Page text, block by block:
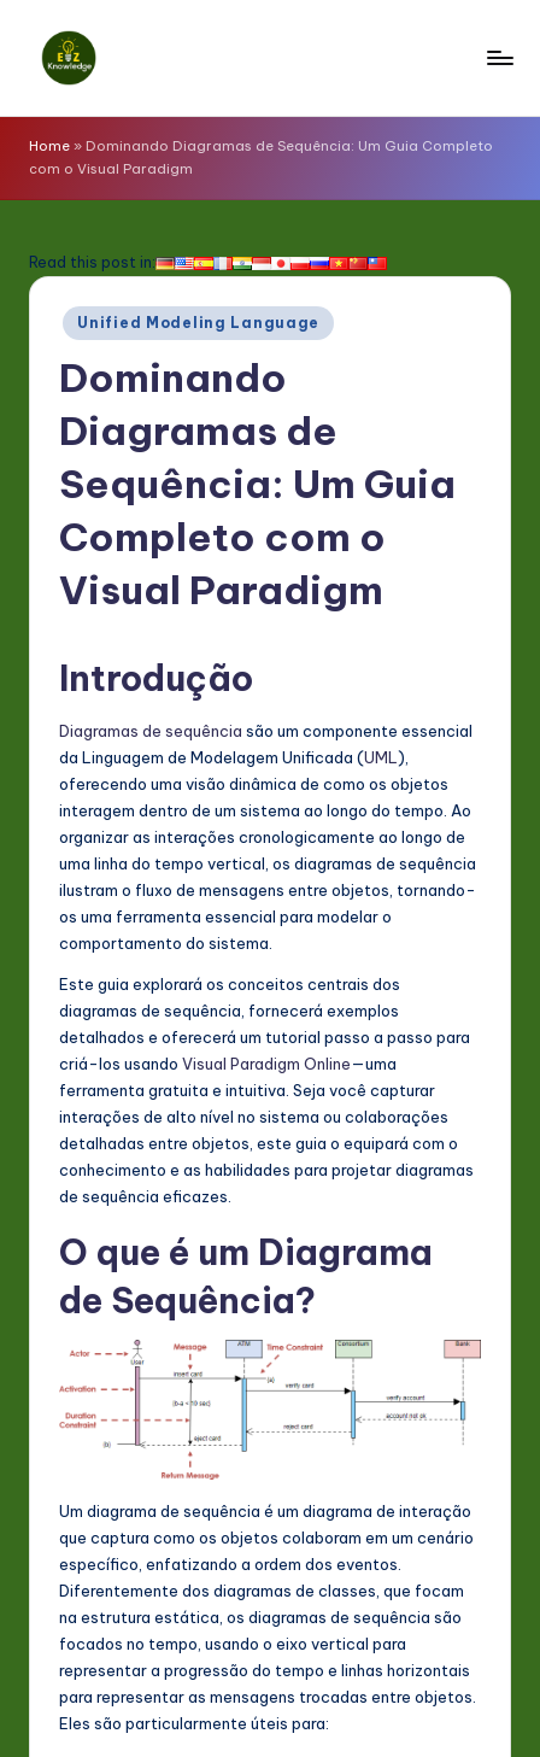
z
K
o
w
P
o
L
in
&
ft
In
o
Home » Dominando Diagramas de Sequência: Um Guia Completo
com o Visual Paradigm
Read this post in:
Posted
in
Unified Modeling Language
Dominando
Diagramas de
Sequência: Um Guia
Completo com o
Visual Paradigm
Introdução
Diagramas de sequência são um componente essencial
da Linguagem de Modelagem Unificada (UML ),
oferecendo uma visão dinâmica de como os objetos
interagem dentro de um sistema ao longo do tempo. Ao
organizar as interações cronologicamente ao longo de
uma linha do tempo vertical, os diagramas de sequência
ilustram o fluxo de mensagens entre objetos, tornando-
os uma ferramenta essencial para modelar o
comportamento do sistema.
Este guia explorará os conceitos centrais dos
diagramas de sequência, fornecerá exemplos
detalhados e oferecerá um tutorial passo a passo para
criá-los usando Visual Paradigm Online—uma
ferramenta gratuita e intuitiva. Seja você capturar
interações de alto nível no sistema ou colaborações
detalhadas entre objetos, este guia o equipará com o
conhecimento e as habilidades para projetar diagramas
de sequência eficazes.
O que é um Diagrama
de Sequência?
Um diagrama de sequência é um diagrama de interação
que captura como os objetos colaboram em um cenário
específico, enfatizando a ordem dos eventos.
Diferentemente dos diagramas de classes, que focam
na estrutura estática, os diagramas de sequência são
focados no tempo, usando o eixo vertical para
representar a progressão do tempo e linhas horizontais
para representar as mensagens trocadas entre objetos.
Eles são particularmente úteis para: